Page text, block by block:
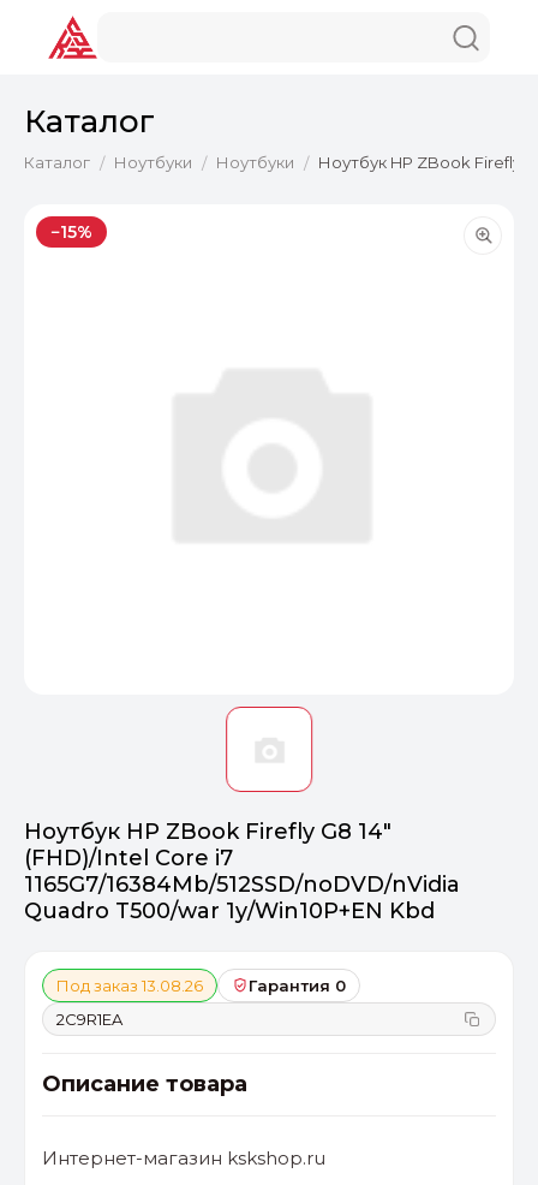
Каталог
Каталог / Ноутбуки / Ноутбуки / Ноутбук HP ZBook Firefly
−15%
Ноутбук HP ZBook Firefly G8 14"
(FHD)/Intel Core i7
1165G7/16384Mb/512SSD/noDVD/nVidia
Quadro T500/war 1y/Win10P+EN Kbd
Под заказ 13.08.26
Гарантия 0
2C9R1EA
Описание товара
Интернет-магазин kskshop.ru